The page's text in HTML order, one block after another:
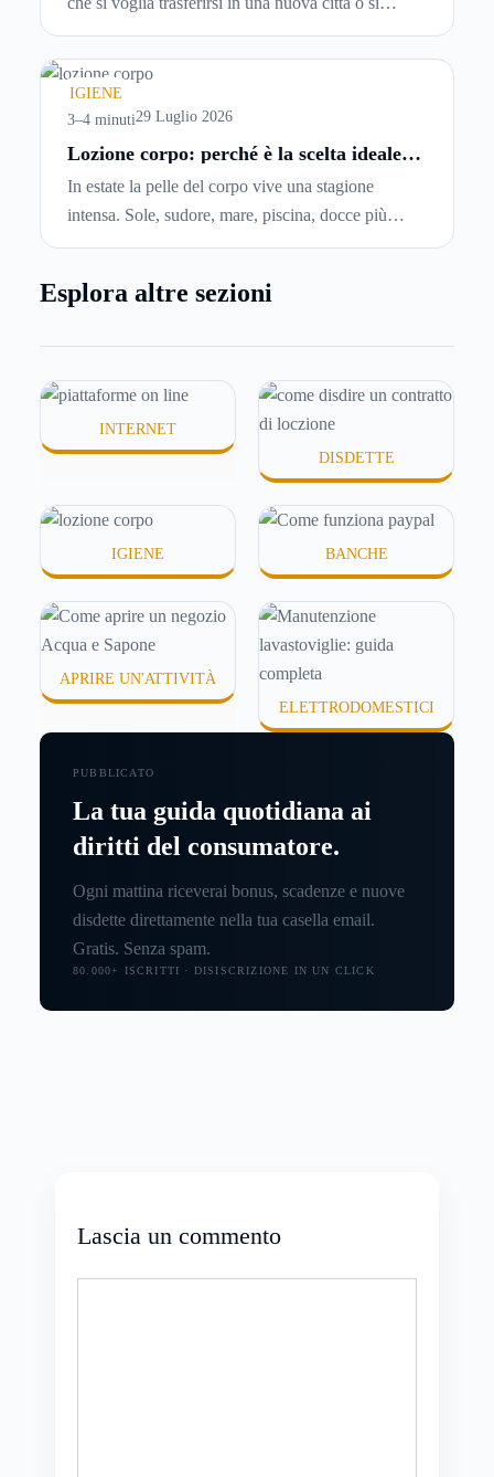
abbiano problemi a pagare il canone, per cui si
comincia a cercare un’altra abitazione: è legittimo
chiedersi se è possibile
locazioneprima che scada. In questa guida
capiremo come inviare la disdetta per un contratto
IGIENE
3–4 minuti29 Luglio 2026
Lozione corpo: perché è la scelta ideale
In estate la pelle del corpo vive una stagione
intensa. Sole, sudore, mare, piscina, docce più
frequenti e aria condizionata possono renderla
meno confortevole. Eppure, proprio nei mesi caldi,
o difficili da assorbire.
Esplora altre sezioni
INTERNET
DISDETTE
IGIENE BANCHE
APRIRE UN'ATTIVITÀ
ELETTRODOMESTICI
PUBBLICATO
La tua guida quotidiana ai
diritti del consumatore.
Ogni mattina riceverai bonus, scadenze e nuove
disdette direttamente nella tua casella email.
Gratis. Senza spam.
80.000+ ISCRITTI · DISISCRIZIONE IN UN CLICK
Lascia un commento